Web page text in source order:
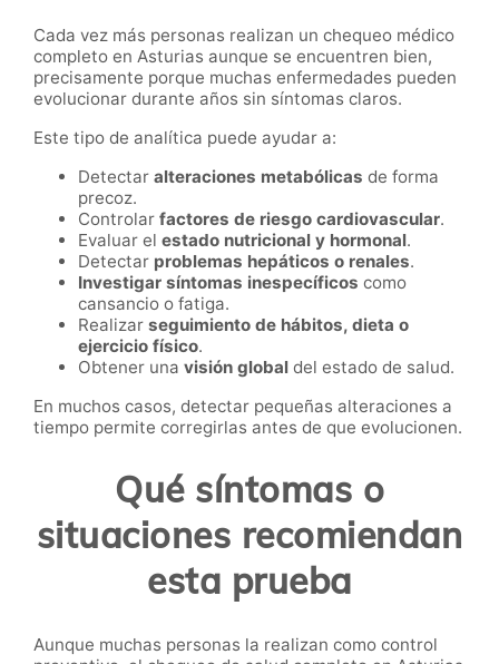
Cada vez más personas realizan un chequeo médico
completo en Asturias aunque se encuentren bien,
precisamente porque muchas enfermedades pueden
evolucionar durante años sin síntomas claros.
Este tipo de analítica puede ayudar a:
Detectar alteraciones metabólicas de forma
precoz.
Controlar factores de riesgo cardiovascular.
Evaluar el estado nutricional y hormonal.
Detectar problemas hepáticos o renales.
Investigar síntomas inespecíficos como
cansancio o fatiga.
Realizar seguimiento de hábitos, dieta o
ejercicio físico.
Obtener una visión global del estado de salud.
En muchos casos, detectar pequeñas alteraciones a
tiempo permite corregirlas antes de que evolucionen.
Qué síntomas o
situaciones recomiendan
esta prueba
Aunque muchas personas la realizan como control